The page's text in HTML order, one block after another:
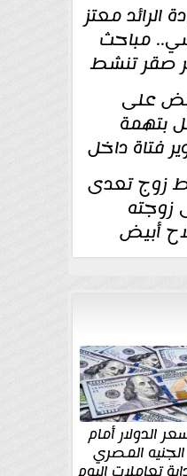
الرائد معتز
مباحث
صقر تنشط
وتوجهعلى
بتهمة
فتاة داخل
تغيير
زوج تعدى
زوجته
أبيض
بجرح
الدولار أمام
الجنيه المصري